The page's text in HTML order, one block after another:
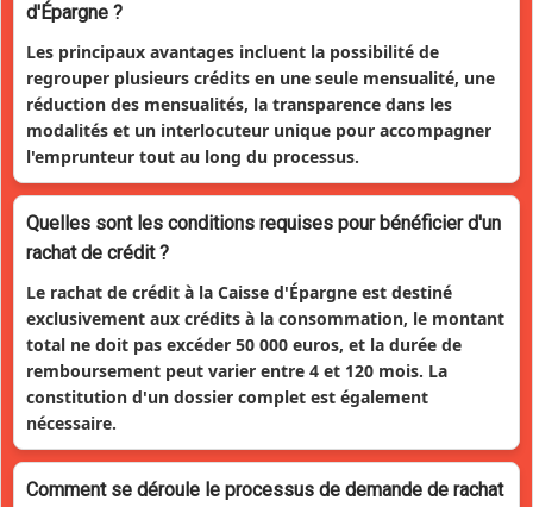
d'Épargne ?
Les principaux avantages incluent la possibilité de
regrouper plusieurs crédits en une seule mensualité, une
réduction des mensualités, la transparence dans les
modalités et un interlocuteur unique pour accompagner
l'emprunteur tout au long du processus.
Quelles sont les conditions requises pour bénéficier d'un
rachat de crédit ?
Le rachat de crédit à la Caisse d'Épargne est destiné
exclusivement aux crédits à la consommation, le montant
total ne doit pas excéder 50 000 euros, et la durée de
remboursement peut varier entre 4 et 120 mois. La
constitution d'un dossier complet est également
nécessaire.
Comment se déroule le processus de demande de rachat